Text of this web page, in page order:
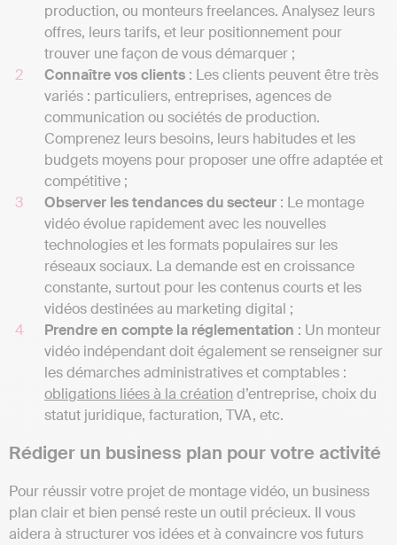
production, ou monteurs freelances. Analysez leurs
offres, leurs tarifs, et leur positionnement pour
trouver une façon de vous démarquer ;
Connaître vos clients : Les clients peuvent être très
variés : particuliers, entreprises, agences de
communication ou sociétés de production.
Comprenez leurs besoins, leurs habitudes et les
budgets moyens pour proposer une offre adaptée et
compétitive ;
Observer les tendances du secteur : Le montage
vidéo évolue rapidement avec les nouvelles
technologies et les formats populaires sur les
réseaux sociaux. La demande est en croissance
constante, surtout pour les contenus courts et les
vidéos destinées au marketing digital ;
Prendre en compte la réglementation : Un monteur
vidéo indépendant doit également se renseigner sur
les démarches administratives et comptables :
obligations liées à la création d’entreprise, choix du
statut juridique, facturation, TVA, etc.
Rédiger un business plan pour votre activité
Pour réussir votre projet de montage vidéo, un business
plan clair et bien pensé reste un outil précieux. Il vous
aidera à structurer vos idées et à convaincre vos futurs